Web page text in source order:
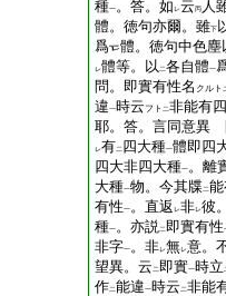
種一。答。如 レ云丙 人
體。徳句亦爾。雖下
爲
體。徳句中色塵
レ體等。以 二各自體一
問。即實有性名 クルト
違一時云 フト 二非能有
耶。答。言同意異
レ有二 四大種一體即四
四大非四大種一。離
大種一物。今其牒二
有性一。直返 レ非レ彼
種一。亦説二 即實有性
非字一。非レ無レ意。
望異。云 二 即實一時立
作二能違一時云 二非能